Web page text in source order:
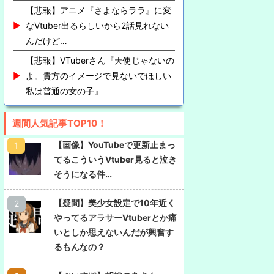
【悲報】アニメ『さよならララ』に変
なVtuber出るらしいから2話見れない
んだけど…
【悲報】VTuberさん『天使じゃないの
よ。貴方のイメージで見ないでほしい
私は普通の女の子』
週間人気記事TOP10！
【画像】YouTubeで更新止まっ
てるこういうVtuber見ると泣き
そうになる件…
【疑問】美少女設定で10年近く
やってるアラサーVtuberとか痛
いとしか思えないんだが興奮す
るもんなの？